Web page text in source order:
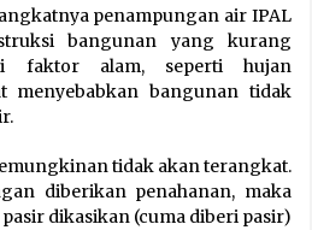
penampungan air IPAL
bangunan yang kurang
faktor alam, seperti hujan
menyebabkan bangunan tidak
tidak akan terangkat.
diberikan penahanan, maka
dikasikan (cuma diberi pasir)